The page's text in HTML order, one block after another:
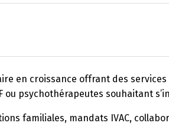
en croissance offrant des
ou psychothérapeutes souhaitant
familiales, mandats IVAC,